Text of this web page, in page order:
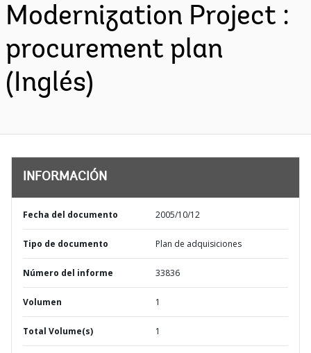
Modernization Project :
procurement plan
(Inglés)
INFORMACIÓN
Fecha del documento 2005/10/12
Tipo de documento Plan de adquisiciones
Número del informe 33836
Volumen 1
Total Volume(s) 1